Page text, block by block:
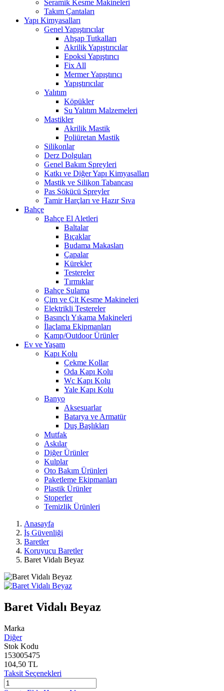
Seramik Kesme Makineleri
Takım Çantaları
Yapı Kimyasalları
Genel Yapıştırıcılar
Ahşap Tutkalları
Akrilik Yapıştırıcılar
Epoksi Yapıştırıcı
Fix All
Mermer Yapıştırıcı
Yapıştırıcılar
Yalıtım
Köpükler
Su Yalıtım Malzemeleri
Mastikler
Akrilik Mastik
Poliüretan Mastik
Silikonlar
Derz Dolguları
Genel Bakım Spreyleri
Katkı ve Diğer Yapı Kimyasalları
Mastik ve Silikon Tabancası
Pas Sökücü Spreyler
Tamir Harçları ve Hazır Sıva
Bahçe
Bahçe El Aletleri
Baltalar
Bıçaklar
Budama Makasları
Çapalar
Kürekler
Testereler
Tırmıklar
Bahçe Sulama
Çim ve Çit Kesme Makineleri
Elektrikli Testereler
Basınçlı Yıkama Makineleri
İlaçlama Ekipmanları
Kamp/Outdoor Ürünler
Ev ve Yaşam
Kapı Kolu
Çekme Kollar
Oda Kapı Kolu
Wc Kapı Kolu
Yale Kapı Kolu
Banyo
Aksesuarlar
Batarya ve Armatür
Duş Başlıkları
Mutfak
Askılar
Diğer Ürünler
Kulplar
Oto Bakım Ürünleri
Paketleme Ekipmanları
Plastik Ürünler
Stoperler
Temizlik Ürünleri
Anasayfa
İş Güvenliği
Baretler
Koruyucu Baretler
Baret Vidalı Beyaz
Baret Vidalı Beyaz
Marka
Diğer
Stok Kodu
153005475
104,50 TL
Taksit Seçenekleri